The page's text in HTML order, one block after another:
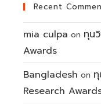
Recent
mia culpa on ทุน
Awards
Bangladesh on
Research